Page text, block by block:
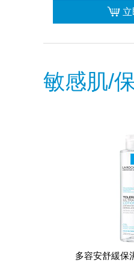
敏感肌/
多容安舒緩保